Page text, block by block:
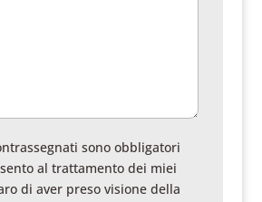
sono obbligatori
al trattamento dei miei
di aver preso visione della